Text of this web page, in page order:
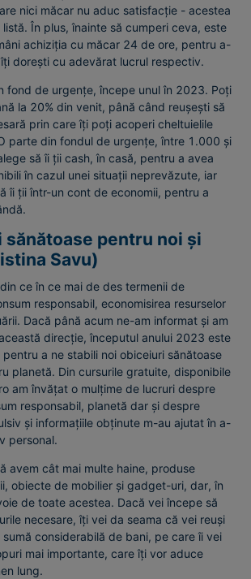
nici măcar nu aduc satisfacție - acestea
În plus, înainte să cumperi ceva, este
achiziția cu măcar 24 de ore, pentru a-
dorești cu adevărat lucrul respectiv.
fond de urgențe, începe unul în 2023. Poți
la 20% din venit, până când reușești să
prin care îți poți acoperi cheltuielile
parte din fondul de urgențe, între 1.000 și
să îi ții cash, în casă, pentru a avea
în cazul unei situații neprevăzute, iar
îi ții într-un cont de economii, pentru a
sănătoase pentru noi și
Savu)
ce în ce mai de des termenii de
responsabil, economisirea resurselor
Dacă până acum ne-am informat și am
direcție, începutul anului 2023 este
a ne stabili noi obiceiuri sănătoase
planetă. Din cursurile gratuite, disponibile
am învățat o mulțime de lucruri despre
responsabil, planetă dar și despre
și informațiile obținute m-au ajutat în a-
personal.
avem cât mai multe haine, produse
obiecte de mobilier și gadget-uri, dar, în
de toate acestea. Dacă vei începe să
necesare, îți vei da seama că vei reuși
sumă considerabilă de bani, pe care îi vei
mai importante, care îți vor aduce
lung.